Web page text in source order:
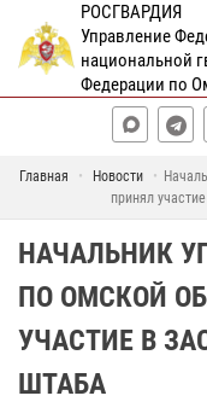
РОСГВАРДИЯ
Управление
национальной
Федерации по
Главная Новости
принял
НАЧАЛЬНИК
ПО ОМСКОЙ
УЧАСТИЕ В
ШТАБА